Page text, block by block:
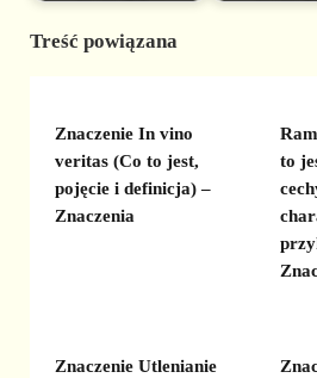
Treść powiązana
Znaczenie In vino
veritas (Co to jest,
pojęcie i definicja) –
Znaczenia
to
Znaczenie Utlenianie